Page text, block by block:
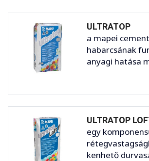
ULTRATOP
a mapei
habarcsának
anyagi hatása
ULTRATOP
egy
kenhető